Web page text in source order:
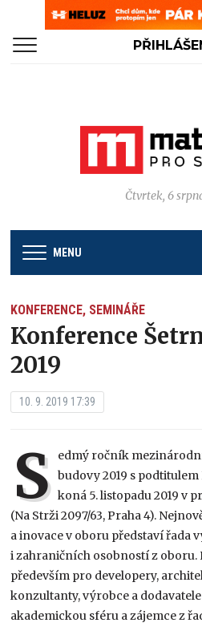
Čtvrtek, 6
MENU
KONFERENCE, SEMINÁŘE
Konference
2019
10. 9. 2019 17:39
S edmý ročník
budovy 2019 s
koná 5. listopadu 2019 v
(Na Strži 2097/63, Praha 4).
a inovace v oboru představí řada
i zahraničních osobností z oboru.
především pro developery,
konzultanty, výrobce a
akademickou sféru a zájemce z